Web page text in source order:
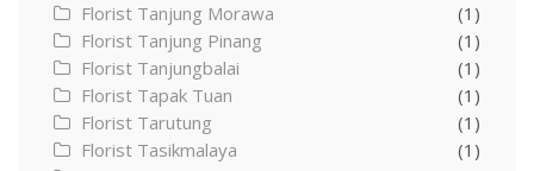
Florist Tanjung Morawa
(1)
Florist Tanjung Pinang
(1)
Florist Tanjungbalai
(1)
Florist Tapak Tuan
(1)
Florist Tarutung
(1)
Florist Tasikmalaya
(1)